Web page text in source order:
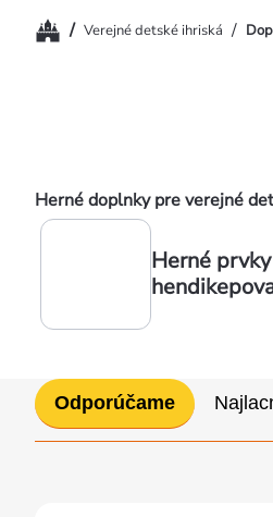
Domov
/ Verejné detské ihriská /
Herné doplnky pre verejné
Herné
Radenie
produktov
Odporúčame